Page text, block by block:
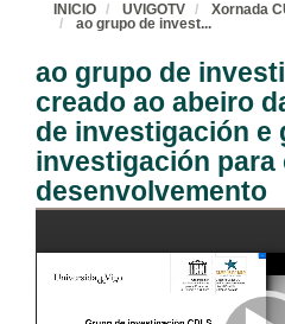
INICIO UVIGOTV Xornada
ao grupo de invest...
ao grupo de
creado ao abeiro
de investigación e
investigación para
desenvolvemento